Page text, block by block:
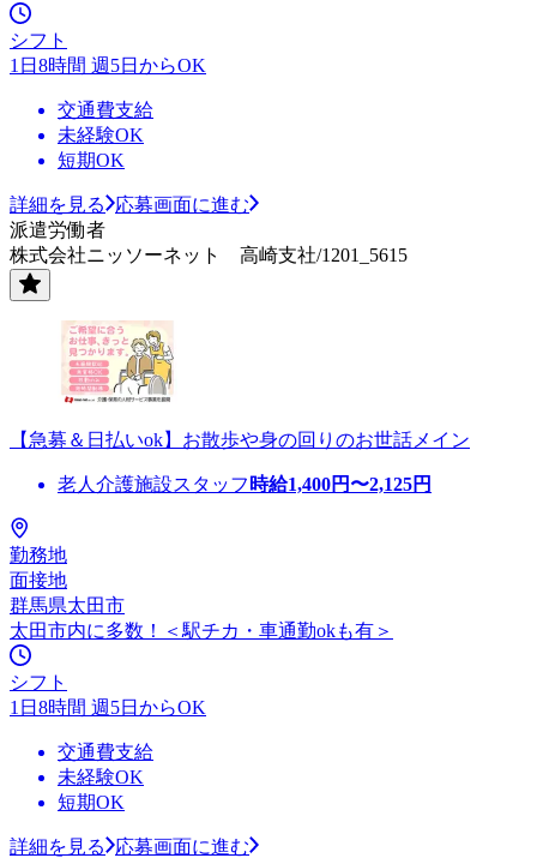
シフト
1日8時間 週5日からOK
交通費支給
未経験OK
短期OK
詳細を見る
応募画面に進む
派遣労働者
株式会社ニッソーネット 高崎支社/1201_5615
【急募＆日払いok】お散歩や身の回りのお世話メイン
老人介護施設スタッフ 時給1,400円〜2,125円
勤務地
面接地
群馬県太田市
太田市内に多数！＜駅チカ・車通勤okも有＞
シフト
1日8時間 週5日からOK
交通費支給
未経験OK
短期OK
詳細を見る 応募画面に進む